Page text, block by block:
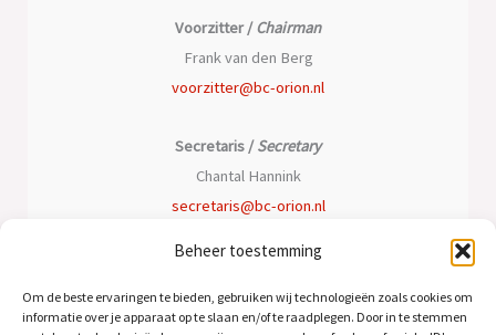
Beheer toestemming
Om de beste ervaringen te bieden, gebruiken wij technologieën zoals cookies om
informatie over je apparaat op te slaan en/of te raadplegen. Door in te stemmen
Voorzitter /Chairman
Frank van den Berg
voorzitter@bc-orion.nl
Secretaris /Secretary
Chantal Hannink
secretaris@bc-orion.nl
Treasurer
Peter Oomen
penningmeester@bc-orion.nl